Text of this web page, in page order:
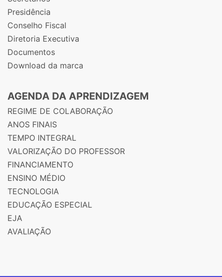
Presidência
Conselho Fiscal
Diretoria Executiva
Documentos
Download da marca
AGENDA DA APRENDIZAGEM
REGIME DE COLABORAÇÃO
ANOS FINAIS
TEMPO INTEGRAL
VALORIZAÇÃO DO PROFESSOR
FINANCIAMENTO
ENSINO MÉDIO
TECNOLOGIA
EDUCAÇÃO ESPECIAL
EJA
AVALIAÇÃO